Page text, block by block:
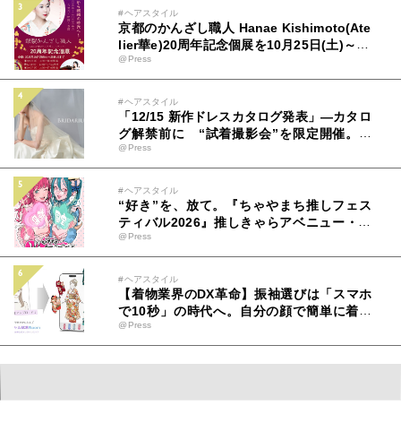
#ヘアスタイル
京都のかんざし職人 Hanae Kishimoto(Ate
lier華e)20周年記念個展を10月25日(土)～28
日(火) 京都市で開催
@Press
#ヘアスタイル
「12/15 新作ドレスカタログ発表」―カタロ
グ解禁前に “試着撮影会”を限定開催。イ
ンフルエンサー＆記者を先行招待。
@Press
#ヘアスタイル
“好き”を、放て。『ちゃやまち推しフェス
ティバル2026』推しきゃらアベニュー・ス
テージ配信・施策情報を公開！6月20日
(土)、21日(日)大阪梅田・茶屋町一帯
@Press
#ヘアスタイル
【着物業界のDX革命】振袖選びは「スマホ
で10秒」の時代へ。自分の顔で簡単に着物
が試着できる「AIバーチャル試着」京都き
もの友禅で利用開始
@Press